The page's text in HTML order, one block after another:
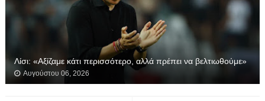
Λίσι: «Αξίζαμε κάτι περισσότερο, αλλά πρέπει να βελτιωθούμε»
Αυγούστου 06, 2026